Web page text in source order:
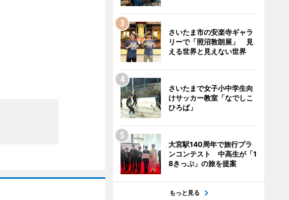
さいたま市の安楽寺ギャラ
リーで「照沼敦朗展」 見
える世界と見えない世界
さいたまで女子小中学生向
けサッカー教室「なでしこ
ひろば」
大宮駅140周年で旅行プラ
ンコンテスト 中高生が「1
8きっぷ」の旅を提案
もっと見る